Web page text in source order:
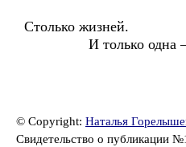
Столько жизней.
И только одна —
© Copyright: Наталья
Свидетельство о публикации